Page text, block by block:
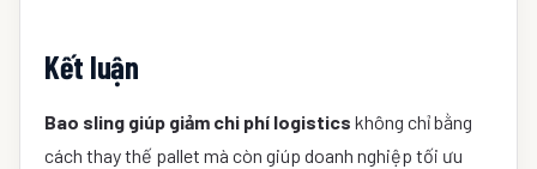
Kết luận
Bao sling giúp giảm chi phí logistics không chỉ bằng
cách thay thế pallet mà còn giúp doanh nghiệp tối ưu